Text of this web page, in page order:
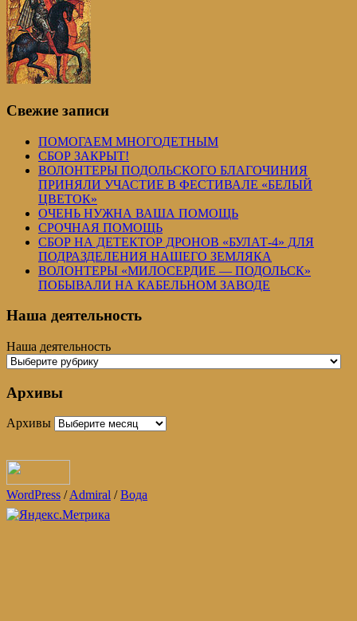
Свежие записи
ПОМОГАЕМ МНОГОДЕТНЫМ
СБОР ЗАКРЫТ!
ВОЛОНТЕРЫ ПОДОЛЬСКОГО БЛАГОЧИНИЯ
ПРИНЯЛИ УЧАСТИЕ В ФЕСТИВАЛЕ «БЕЛЫЙ
ЦВЕТОК»
ОЧЕНЬ НУЖНА ВАША ПОМОЩЬ
СРОЧНАЯ ПОМОЩЬ
СБОР НА ДЕТЕКТОР ДРОНОВ «БУЛАТ-4» ДЛЯ
ПОДРАЗДЕЛЕНИЯ НАШЕГО ЗЕМЛЯКА
ВОЛОНТЕРЫ «МИЛОСЕРДИЕ — ПОДОЛЬСК»
ПОБЫВАЛИ НА КАБЕЛЬНОМ ЗАВОДЕ
Наша деятельность
Наша деятельность
Архивы
Архивы
WordPress /Admiral /Вода